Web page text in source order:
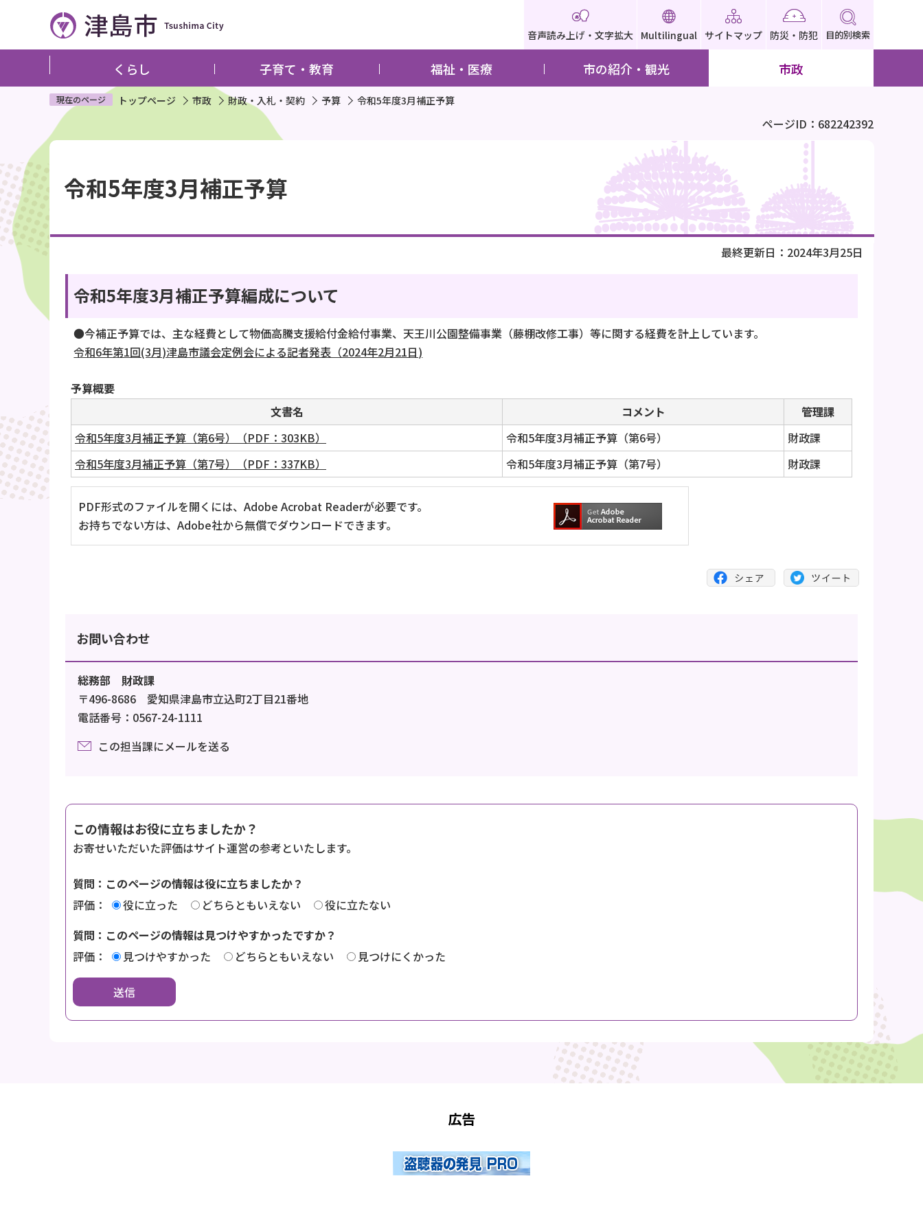
ペ
ジ
す
音声読み上げ・文字拡大 Multilingual サイトマップ 防災・防犯 目的別検索
くらし 子育て・教育 福祉・医療 市の紹介・観光 市政
現在のページ トップページ 市政 財政・入札・契約 予算 令和5年度3月補正予算
ページID：682242392
文
こ
こ
か
ら
令和5年度3月補正予算
最終更新日：2024年3月25日
令和5年度3月補正予算編成について
●今補正予算では、主な経費として物価高騰支援給付金給付事業、天王川公園整備事業（藤棚改修工事）等に関する経費を計上しています。
令和6年第1回(3月)津島市議会定例会による記者発表（2024年2月21日)
予算概要
文書名
コメント
管理課
令和5年度3月補正予算（第6号）（PDF：303KB）
令和5年度3月補正予算（第6号）
財政課
令和5年度3月補正予算（第7号）（PDF：337KB）
令和5年度3月補正予算（第7号） 財政課
PDF形式のファイルを開くには、Adobe Acrobat Readerが必要です。
お持ちでない方は、Adobe社から無償でダウンロードできます。
お問い合わせ
総務部 財政課
〒496-8686 愛知県津島市立込町2丁目21番地
電話番号：0567-24-1111
この担当課にメールを送る
この情報はお役に立ちましたか？
お寄せいただいた評価はサイト運営の参考といたします。
質問：このページの情報は役に立ちましたか？
評価：
役に立った どちらともいえない
役に立たない
質問：このページの情報は見つけやすかったですか？
評価：
見つけやすかった どちらともいえない 見つけにくかった
広告